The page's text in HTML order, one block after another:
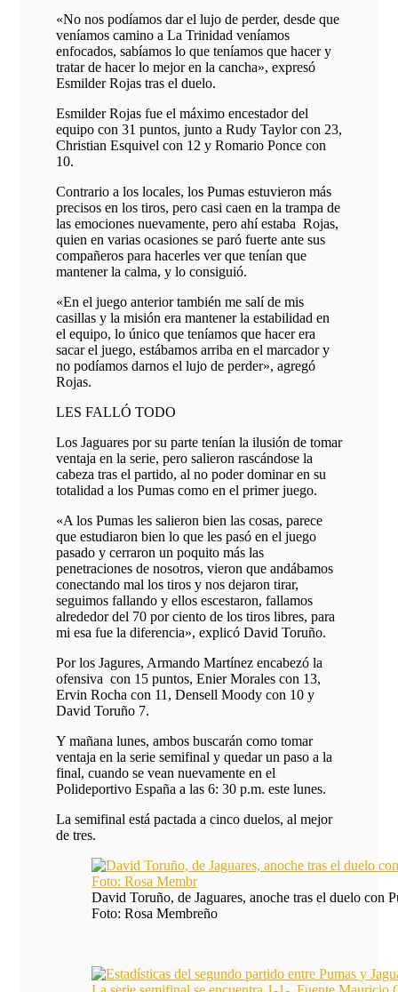
«No nos podíamos dar el lujo de perder, desde que
veníamos camino a La Trinidad veníamos
enfocados, sabíamos lo que teníamos que hacer y
tratar de hacer lo mejor en la cancha», expresó
Esmilder Rojas tras el duelo.
Esmilder Rojas fue el máximo encestador del
equipo con 31 puntos, junto a Rudy Taylor con 23,
Christian Esquivel con 12 y Romario Ponce con
10.
Contrario a los locales, los Pumas estuvieron más
precisos en los tiros, pero casi caen en la trampa de
las emociones nuevamente, pero ahí estaba Rojas,
quien en varias ocasiones se paró fuerte ante sus
compañeros para hacerles ver que tenían que
mantener la calma, y lo consiguió.
«En el juego anterior también me salí de mis
casillas y la misión era mantener la estabilidad en
el equipo, lo único que teníamos que hacer era
sacar el juego, estábamos arriba en el marcador y
no podíamos darnos el lujo de perder», agregó
Rojas.
LES FALLÓ TODO
Los Jaguares por su parte tenían la ilusión de tomar
ventaja en la serie, pero salieron rascándose la
cabeza tras el partido, al no poder dominar en su
totalidad a los Pumas como en el primer juego.
«A los Pumas les salieron bien las cosas, parece
que estudiaron bien lo que les pasó en el juego
pasado y cerraron un poquito más las
penetraciones de nosotros, vieron que andábamos
conectando mal los tiros y nos dejaron tirar,
seguimos fallando y ellos escestaron, fallamos
alrededor del 70 por ciento de los tiros libres, para
mi esa fue la diferencia», explicó David Toruño.
Por los Jagures, Armando Martínez encabezó la
ofensiva con 15 puntos, Enier Morales con 13,
Ervin Rocha con 11, Densell Moody con 10 y
David Toruño 7.
Y mañana lunes, ambos buscarán como tomar
ventaja en la serie semifinal y quedar un paso a la
final, cuando se vean nuevamente en el
Polideportivo España a las 6: 30 p.m. este lunes.
La semifinal está pactada a cinco duelos, al mejor
de tres.
David Toruño, de Jaguares, anoche tras el duelo con
Foto: Rosa Membreño